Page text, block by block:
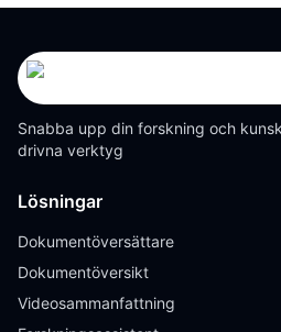
Snabba upp din forskning och
drivna verktyg
Lösningar
Dokumentöversättare
Dokumentöversikt
Videosammanfattning